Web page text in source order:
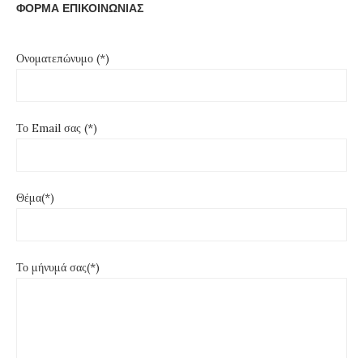
ΦΟΡΜΑ ΕΠΙΚΟΙΝΩΝΙΑΣ
Ονοματεπώνυμο (*)
Το Email σας (*)
Θέμα(*)
Το μήνυμά σας(*)